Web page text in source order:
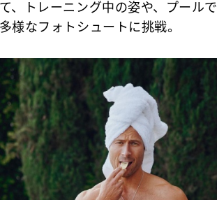
、トレーニング中の姿や、プールで
様なフォトシュートに挑戦。